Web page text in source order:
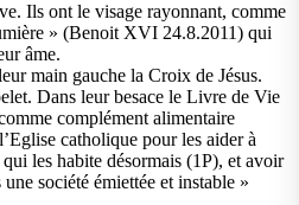
Ils ont le visage rayonnant, comme
» (Benoit XVI 24.8.2011) qui
âme.
main gauche la Croix de Jésus.
Dans leur besace le Livre de Vie
complément alimentaire
catholique pour les aider à
les habite désormais (1P), et avoir
société émiettée et instable »